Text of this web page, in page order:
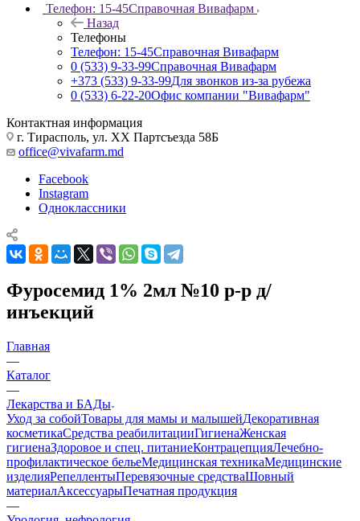
Телефон: 15-45Справочная Вивафарм
Назад
Телефоны
Телефон: 15-45Справочная Вивафарм
0 (533) 9-33-99Справочная Вивафарм
+373 (533) 9-33-99Для звонков из-за рубежа
0 (533) 6-22-20Офис компании "Вивафарм"
Контактная информация
г. Тирасполь, ул. ХХ Партсъезда 58Б
office@vivafarm.md
Facebook
Instagram
Одноклассники
Фуросемид 1% 2мл №10 р-р д/
инъекций
Главная
—
Каталог
—
Лекарства и БАДы
Уход за собойТовары для мамы и малышейДекоративная
косметикаСредства реабилитацииГигиенаЖенская
гигиенаЗдоровое и спец. питаниеКонтрацепцияЛечебно-
профилактическое бельеМедицинская техникаМедицинские
изделияРепеллентыПеревязочные средстваШовный
материалАксессуарыПечатная продукция
—